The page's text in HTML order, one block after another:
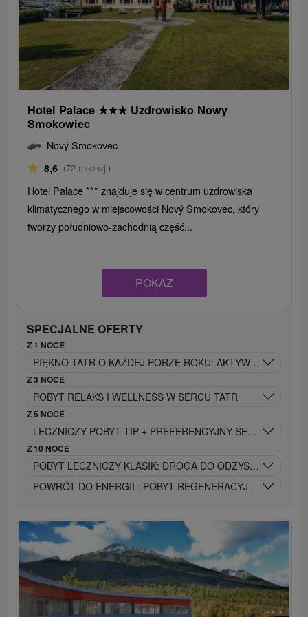
Hotel Palace ★★★ Uzdrowisko Nowy
Smokowiec
Nový Smokovec
8,6 (72 recenzji)
Hotel Palace *** znajduje się w centrum uzdrowiska
klimatycznego w miejscowości Nový Smokovec, który
tworzy południowo-zachodnią część...
POKAZ
SPECJALNE OFERTY
Z 1 NOCE
PIĘKNO TATR O KAŻDEJ PORZE ROKU: AKTYWNY
Z 3 NOCE
POBYT RELAKS I WELLNESS W SERCU TATR
Z 5 NOCE
LECZNICZY POBYT TIP + PREFERENCYJNY SENIOR OD
Z 10 NOCE
POBYT LECZNICZY KLASIK: DROGA DO ODZYSKANIA SIŁ I
POWRÓT DO ENERGII : POBYT REGENERACYJNY PO